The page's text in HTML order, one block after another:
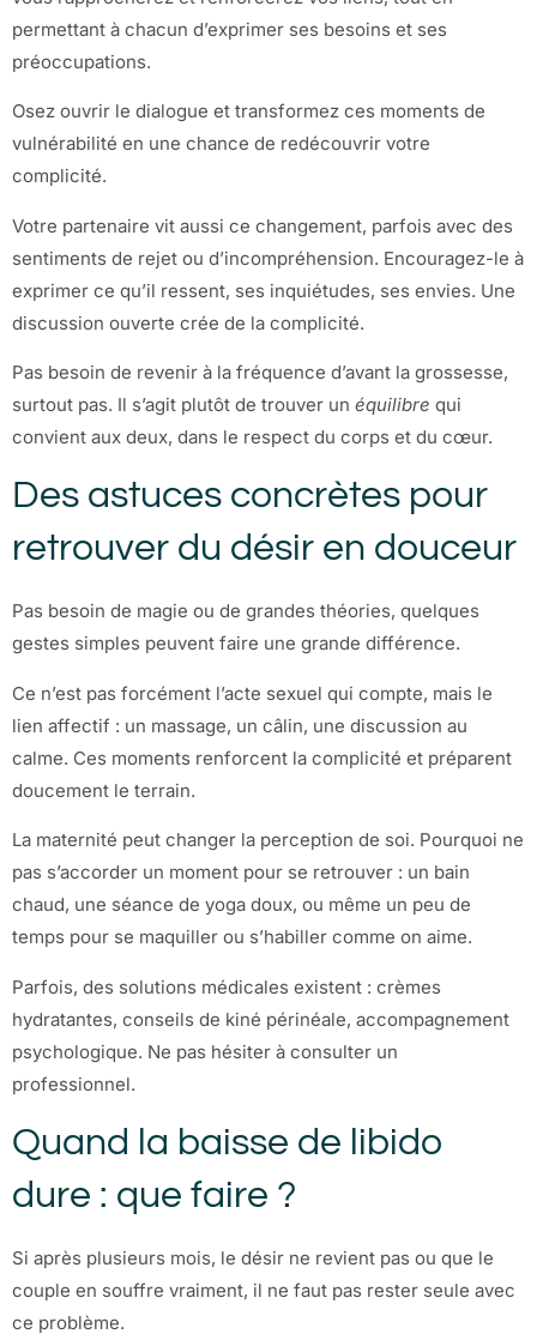
permettant à chacun d’exprimer ses besoins et ses
préoccupations.
Osez ouvrir le dialogue et transformez ces moments de
vulnérabilité en une chance de redécouvrir votre
complicité.
Votre partenaire vit aussi ce changement, parfois avec des
sentiments de rejet ou d’incompréhension. Encouragez-le à
exprimer ce qu’il ressent, ses inquiétudes, ses envies. Une
discussion ouverte crée de la complicité.
Pas besoin de revenir à la fréquence d’avant la grossesse,
surtout pas. Il s’agit plutôt de trouver un équilibre qui
convient aux deux, dans le respect du corps et du cœur.
Des astuces concrètes pour
retrouver du désir en douceur
Pas besoin de magie ou de grandes théories, quelques
gestes simples peuvent faire une grande différence.
Ce n’est pas forcément l’acte sexuel qui compte, mais le
lien affectif : un massage, un câlin, une discussion au
calme. Ces moments renforcent la complicité et préparent
doucement le terrain.
La maternité peut changer la perception de soi. Pourquoi ne
pas s’accorder un moment pour se retrouver : un bain
chaud, une séance de yoga doux, ou même un peu de
temps pour se maquiller ou s’habiller comme on aime.
Parfois, des solutions médicales existent : crèmes
hydratantes, conseils de kiné périnéale, accompagnement
psychologique. Ne pas hésiter à consulter un
professionnel.
Quand la baisse de libido
dure : que faire ?
Si après plusieurs mois, le désir ne revient pas ou que le
couple en souffre vraiment, il ne faut pas rester seule avec
ce problème.